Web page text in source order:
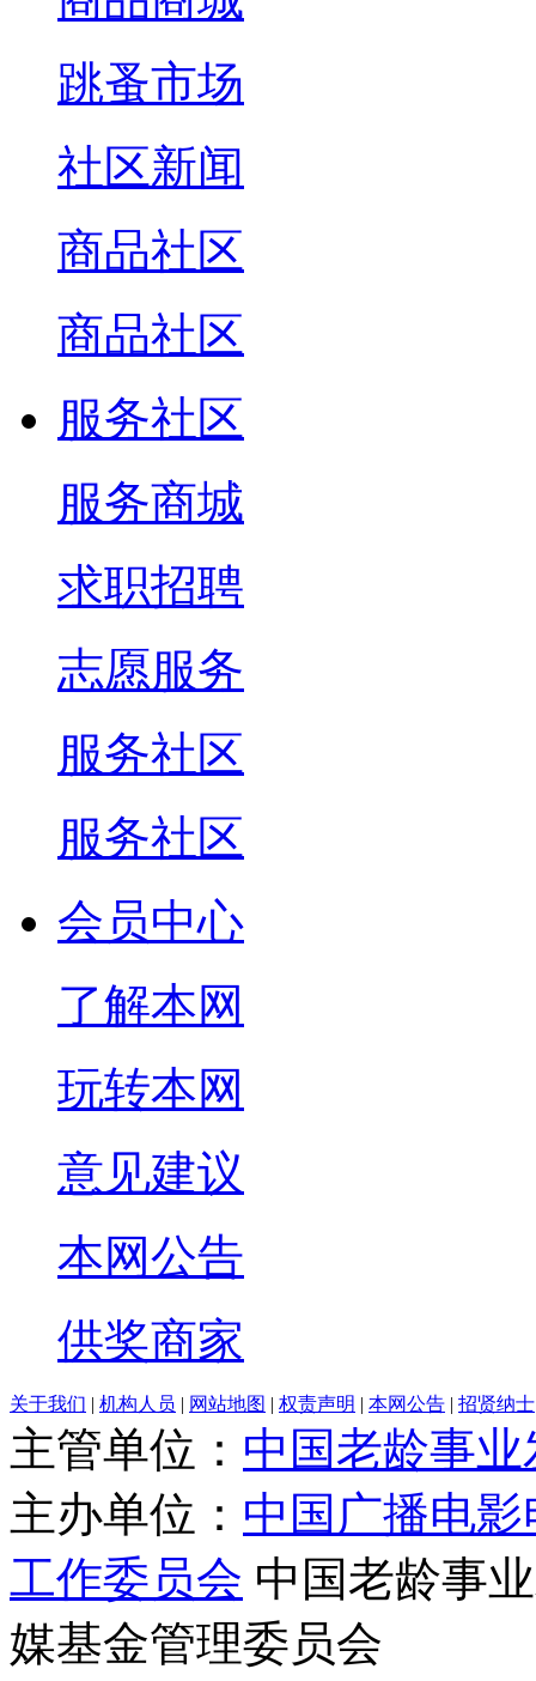
跳蚤市场
社区新闻
商品社区
商品社区
服务社区
服务商城
求职招聘
志愿服务
服务社区
服务社区
会员中心
了解本网
玩转本网
意见建议
本网公告
供奖商家
关于我们 | 机构人员 | 网站地图 | 权责声明 | 本网公告 | 招贤纳士
主管单位： 中国老龄事
主办单位： 中国广播电
工作委员会 中国老龄事
媒基金管理委员会